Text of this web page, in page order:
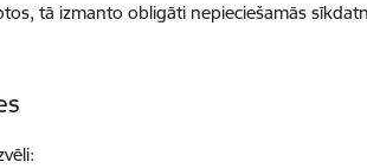
tā izmanto obligāti nepieciešamās